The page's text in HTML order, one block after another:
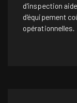
d'inspection
d'équipement
opérationnelles.